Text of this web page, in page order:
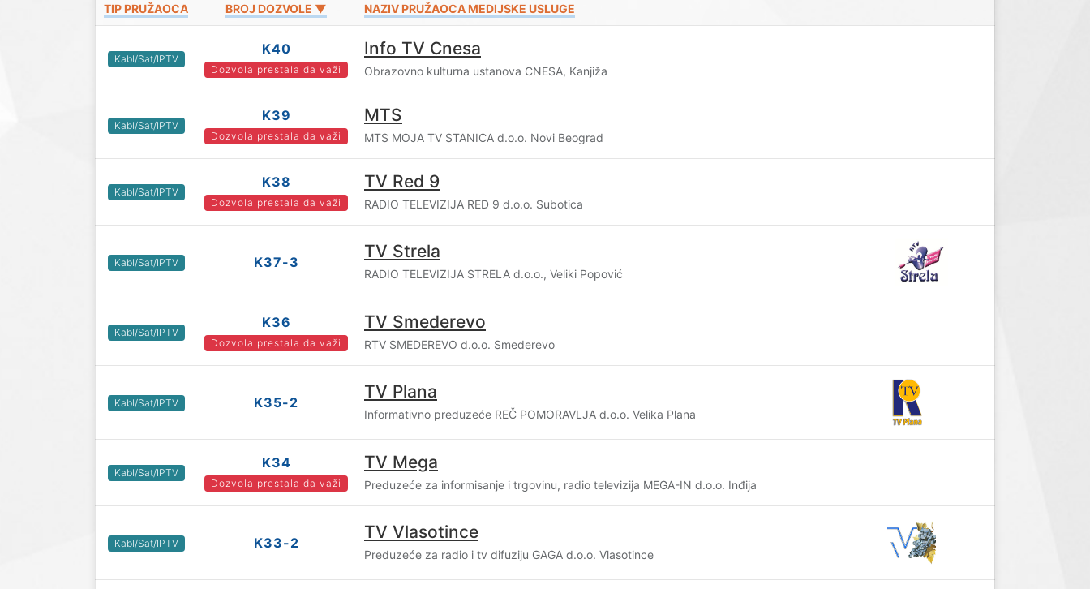
TIP PRUŽAOCA BROJ DOZVOLE ▼ NAZIV PRUŽAOCA MEDIJSKE USLUGE
Kabl/Sat/IPTV
K40
Dozvola prestala da važi
Info TV Cnesa
Obrazovno kulturna ustanova CNESA, Kanjiža
Kabl/Sat/IPTV
K39
Dozvola prestala da važi
MTS
MTS MOJA TV STANICA d.o.o. Novi Beograd
Kabl/Sat/IPTV
K38
Dozvola prestala da važi
TV Red 9
RADIO TELEVIZIJA RED 9 d.o.o. Subotica
Kabl/Sat/IPTV K37-3
TV Strela
RADIO TELEVIZIJA STRELA d.o.o., Veliki Popović
Kabl/Sat/IPTV
K36
Dozvola prestala da važi
TV Smederevo
RTV SMEDEREVO d.o.o. Smederevo
Kabl/Sat/IPTV K35-2
TV Plana
Informativno preduzeće REČ POMORAVLJA d.o.o. Velika Plana
Kabl/Sat/IPTV
K34
Dozvola prestala da važi
TV Mega
Preduzeće za informisanje i trgovinu, radio televizija MEGA-IN d.o.o. Inđija
Kabl/Sat/IPTV K33-2
TV Vlasotince
Preduzeće za radio i tv difuziju GAGA d.o.o. Vlasotince